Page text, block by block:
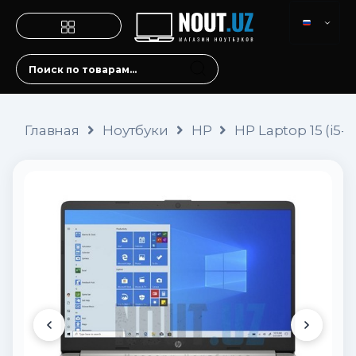
Главная Ноутбуки HP HP Laptop 15 (i5-